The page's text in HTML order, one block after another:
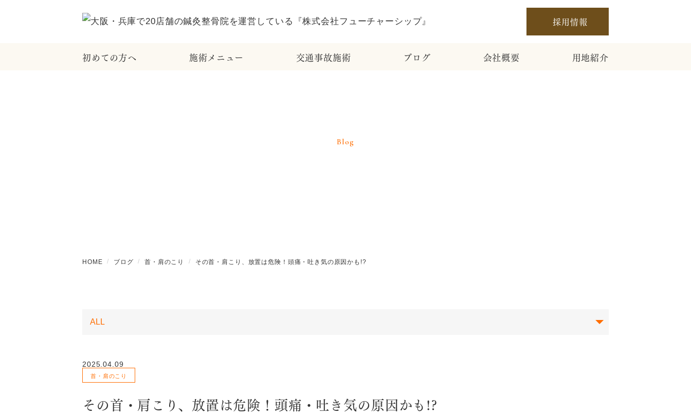
採用情報
初めての方へ 施術メニュー 交通事故施術 ブログ 会社概要 用地紹介
Blog
HOME ブログ 首・肩のこり その首・肩こり、放置は危険！頭痛・吐き気の原因かも!?
2025.04.09
首・肩のこり
その首・肩こり、放置は危険！頭痛・吐き気の原因かも!?